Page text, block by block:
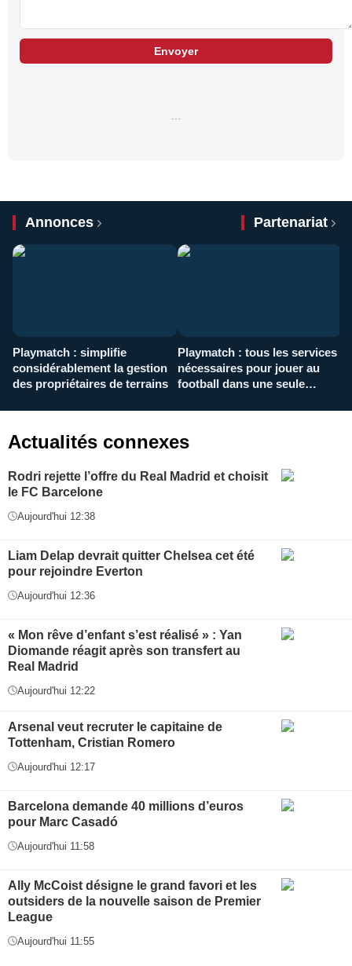
Envoyer
Annonces Partenariat
Playmatch : simplifie
considérablement la gestion
des propriétaires de terrains
Playmatch : tous les services
nécessaires pour jouer au
football dans une seule
Actualités connexes
Rodri rejette l’offre du Real Madrid et choisit
le FC Barcelone
Aujourd'hui 12:38
Liam Delap devrait quitter Chelsea cet été
pour rejoindre Everton
Aujourd'hui 12:36
« Mon rêve d’enfant s’est réalisé » : Yan
Diomande réagit après son transfert au
Real Madrid
Aujourd'hui 12:22
Arsenal veut recruter le capitaine de
Tottenham, Cristian Romero
Aujourd'hui 12:17
Barcelona demande 40 millions d’euros
pour Marc Casadó
Aujourd'hui 11:58
Ally McCoist désigne le grand favori et les
outsiders de la nouvelle saison de Premier
League
Aujourd'hui 11:55